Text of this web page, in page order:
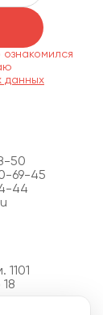
данных
50
69-45
44